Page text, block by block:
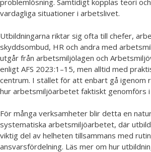
problemlösning. Samtidigt kopplas teori
vardagliga situationer i arbetslivet.
Utbildningarna riktar sig ofta till chefer,
skyddsombud, HR och andra med
utgår från arbetsmiljölagen och
enligt AFS 2023:1–15, men alltid med
centrum. I stället för att enbart gå igenom
hur arbetsmiljöarbetet faktiskt genomförs i
För många verksamheter blir detta en
systematiska arbetsmiljöarbetet, där
viktig del av helheten tillsammans med
ansvarsfördelning. Läs mer om hur